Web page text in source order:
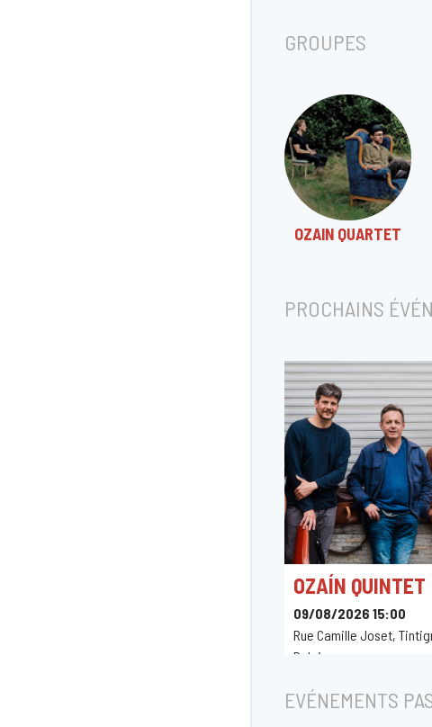
GROUPES
OZAIN QUARTET
PROCHAINS
OZAÍN QUINTET
09/08/2026 15:00
Rue Camille Joset,
Belgique
EVÉNEMENTS